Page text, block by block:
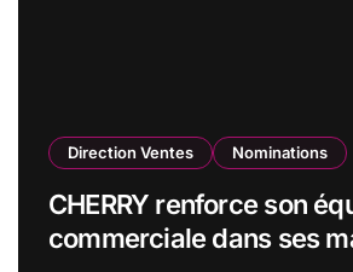
Direction Ventes Nominations
CHERRY renforce son
commerciale dans ses